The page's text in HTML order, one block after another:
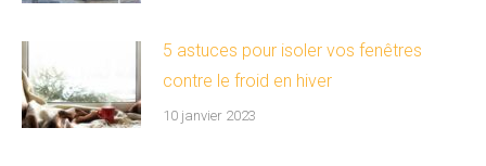
5 astuces pour isoler vos fenêtres
contre le froid en hiver
10 janvier 2023